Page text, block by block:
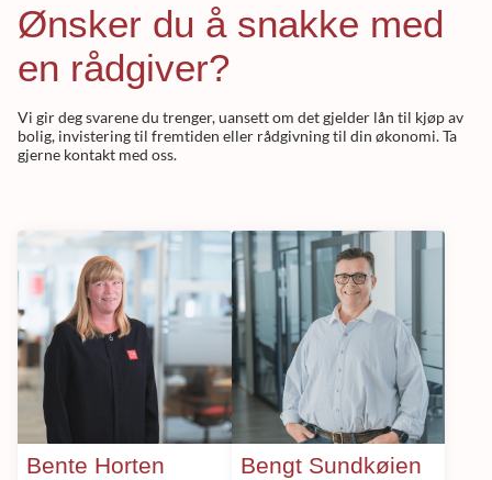
Ønsker du å snakke med
en rådgiver?
Vi gir deg svarene du trenger, uansett om det gjelder lån til kjøp av
bolig, invistering til fremtiden eller rådgivning til din økonomi. Ta
gjerne kontakt med oss.
Bente Horten Bengt Sundkøien